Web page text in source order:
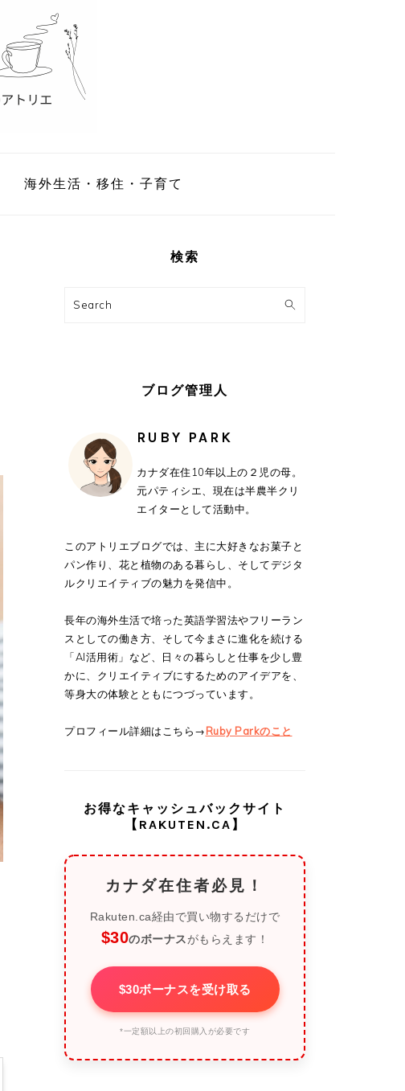
海外生活・移住・子育て
サ
検索
Search
ブログ管理人
RUBY PARK
カナダ在住10年以上の２児の母。
元パティシエ、現在は半農半クリ
エイターとして活動中。
このアトリエブログでは、主に大好きなお菓子と
パン作り、花と植物のある暮らし、そしてデジタ
ルクリエイティブの魅力を発信中。
長年の海外生活で培った英語学習法やフリーラン
スとしての働き方、そして今まさに進化を続ける
「AI活用術」など、日々の暮らしと仕事を少し豊
かに、クリエイティブにするためのアイデアを、
等身大の体験とともにつづっています。
プロフィール詳細はこちら→Ruby Parkのこと
お得なキャッシュバックサイト
【RAKUTEN.CA】
カナダ在住者必見！
Rakuten.ca経由で買い物するだけで
$30のボーナスがもらえます！
$30ボーナスを受け取る
*一定額以上の初回購入が必要です